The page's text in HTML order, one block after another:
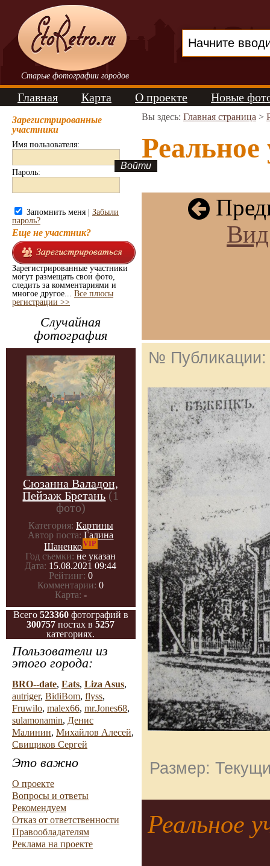
Старые фотографии городов
Главная Карта О проекте Новые
Зарегистрированные
участники
Имя пользователя:
Пароль:
Запомнить меня | Забыли
пароль?
Еще не участник?
Зарегистрированные участники
могут размещать свои фото,
следить за комментариями и
многое другое... Все плюсы
регистрации >>
Случайная
фотография
Сюзанна Валадон,
Пейзаж Бретань (1
фото)
Категория: Картины
Автор поста: Галина
ШаненкоVIP
Год съемки: не указан
Дата: 15.08.2021 09:44
Рейтинг: 0
Комментарии: 0
Карта: -
Всего 523360 фотографий в
300757 постах в5257
категориях.
Пользователи из
этого города:
BRO--date, Eats, Liza Asus,
autriger, BidiBom, flyss,
Fruwilo, malex66, mr.Jones68,
sulamonamin, Денис
Малинин, Михайлов Алесей,
Свищиков Сергей
Это важно
О проекте
Вопросы и ответы
Рекомендуем
Отказ от ответственности
Правообладателям
Реклама на проекте
Вы здесь: Главная страница >
№
Размер:
Реальное